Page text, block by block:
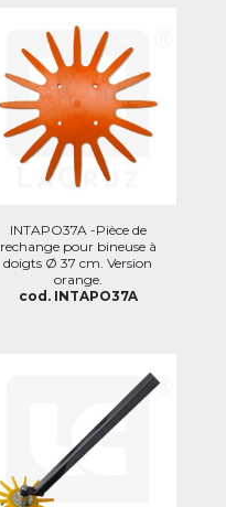
INTAPO37A -Pièce de
rechange pour bineuse à
doigts Ø 37 cm. Version
orange.
cod. INTAPO37A